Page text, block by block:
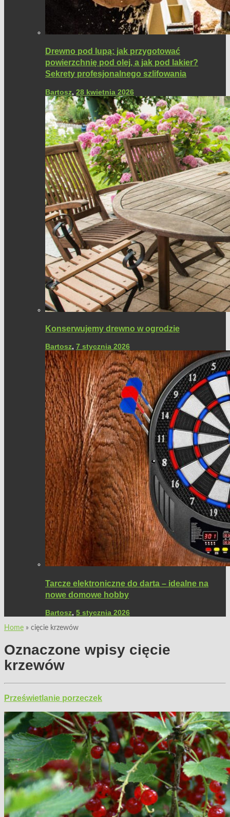
Drewno pod lupą: jak przygotować
powierzchnię pod olej, a jak pod lakier?
Sekrety profesjonalnego szlifowania
Bartosz, 28 kwietnia 2026
Konserwujemy drewno w ogrodzie
Bartosz, 7 stycznia 2026
Tarcze elektroniczne do darta – idealne na
nowe domowe hobby
Bartosz, 5 stycznia 2026
Home » cięcie krzewów
Oznaczone wpisy cięcie
krzewów
Prześwietlanie porzeczek